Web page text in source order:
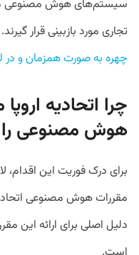
تجاری مورد بازبینی قرار
چهره به صورت همزمان و در
چرا اتحادیه
هوش مصنوعی را
برای درک فوریت این اقدام،
مقررات هوش مصنوعی
دلیل اصلی برای ارائه این